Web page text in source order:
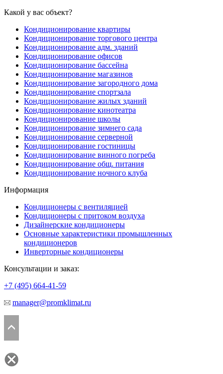
Какой у вас объект?
Кондиционирование квартиры
Кондиционирование торгового центра
Кондиционирование адм. зданий
Кондиционирование офисов
Кондиционирование бассейна
Кондиционирование магазинов
Кондиционирование загородного дома
Кондиционирование спортзала
Кондиционирование жилых зданий
Кондиционирование кинотеатра
Кондиционирование школы
Кондиционирование зимнего сада
Кондиционирование серверной
Кондиционирование гостиницы
Кондиционирование винного погреба
Кондиционирование общ. питания
Кондиционирование ночного клуба
Информация
Кондиционеры с вентиляцией
Кондиционеры с притоком воздуха
Дизайнерские кондиционеры
Основные характеристики промышленных
кондиционеров
Инверторные кондиционеры
Консультации и заказ:
+7 (495) 664-41-59
manager@promklimat.ru